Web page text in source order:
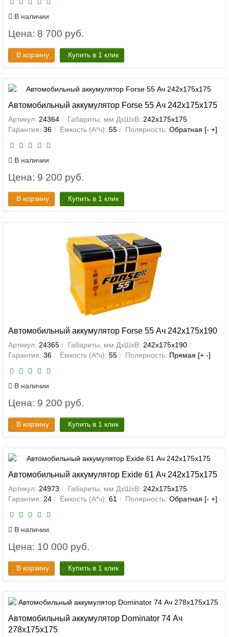
В наличии
Цена: 8 700 руб.
В корзину Купить в 1 клик
Автомобильный аккумулятор Forse 55 Ач 242x175x175
Артикул: 24364 Габариты, мм ДхШхВ: 242x175x175
Гарантия: 36 Ёмкость (А*ч): 55 Полярность: Обратная [- +]
В наличии
Цена: 9 200 руб.
В корзину Купить в 1 клик
Автомобильный аккумулятор Forse 55 Ач 242x175x190
Артикул: 24365 Габариты, мм ДхШхВ: 242x175x190
Гарантия: 36 Ёмкость (А*ч): 55 Полярность: Прямая [+ -]
В наличии
Цена: 9 200 руб.
В корзину Купить в 1 клик
Автомобильный аккумулятор Exide 61 Ач 242x175x175
Артикул: 24973 Габариты, мм ДхШхВ: 242x175x175
Гарантия: 24 Ёмкость (А*ч): 61 Полярность: Обратная [- +]
В наличии
Цена: 10 000 руб.
В корзину Купить в 1 клик
Автомобильный аккумулятор Dominator 74 Ач
278x175x175